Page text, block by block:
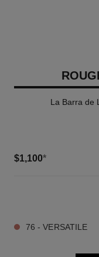
La Barra de
$1,100*
76 - VERSATILE